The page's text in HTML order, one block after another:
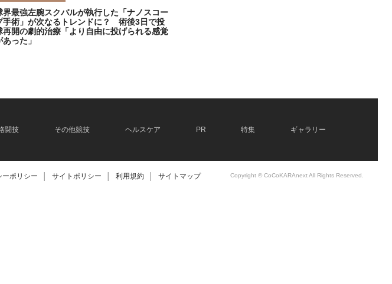
界最強左腕スクバルが執行した「ナノスコー
手術」が次なるトレンドに？ 術後3日で投
再開の劇的治療「より自由に投げられる感覚
あった」
闘技 その他競技 ヘルスケア PR 特集 ギャラリー
ーポリシー サイトポリシー 利用規約 サイトマップ Copyright © CoCoKARAnext All Rights Reserved.